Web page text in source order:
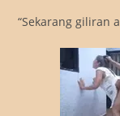
“Sekarang giliran